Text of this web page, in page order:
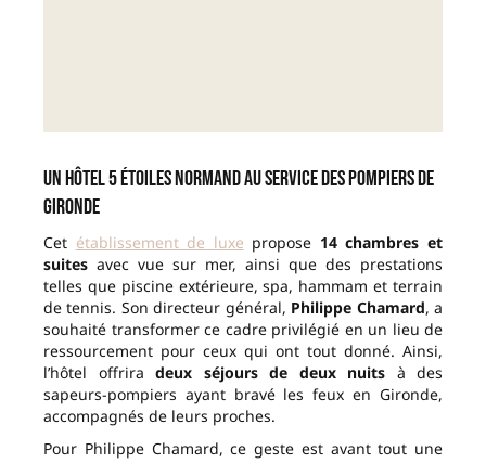
Un hôtel 5 étoiles normand au service des pompiers de
Gironde
Cet établissement de luxe propose 14 chambres et
suites avec vue sur mer, ainsi que des prestations
telles que piscine extérieure, spa, hammam et terrain
de tennis. Son directeur général, Philippe Chamard, a
souhaité transformer ce cadre privilégié en un lieu de
ressourcement pour ceux qui ont tout donné. Ainsi,
l’hôtel offrira deux séjours de deux nuits à des
sapeurs-pompiers ayant bravé les feux en Gironde,
accompagnés de leurs proches.
Pour Philippe Chamard, ce geste est avant tout une